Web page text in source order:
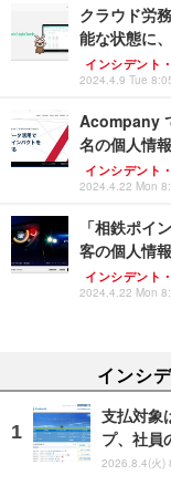
クラウド労
能な状態に
インシデント
2024.4.9 Tue
Acompany
名の個人情
インシデント
2024.4.22 Mon
「相鉄ポイ
客の個人情
インシデント
2024.4.22 Mon
インシ
支払対象
プ、社員
2026.8.4(火)